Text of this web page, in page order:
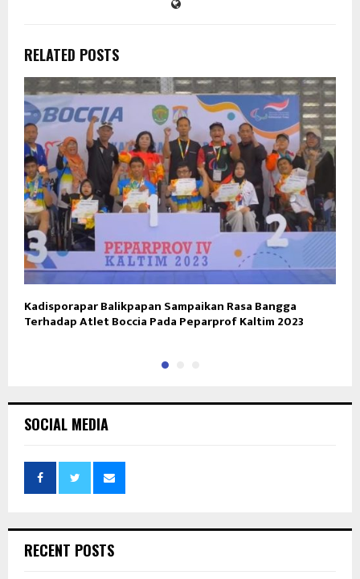
RELATED POSTS
Kadisporapar Balikpapan Sampaikan Rasa Bangga
Terhadap Atlet Boccia Pada Peparprof Kaltim 2023
SOCIAL MEDIA
RECENT POSTS